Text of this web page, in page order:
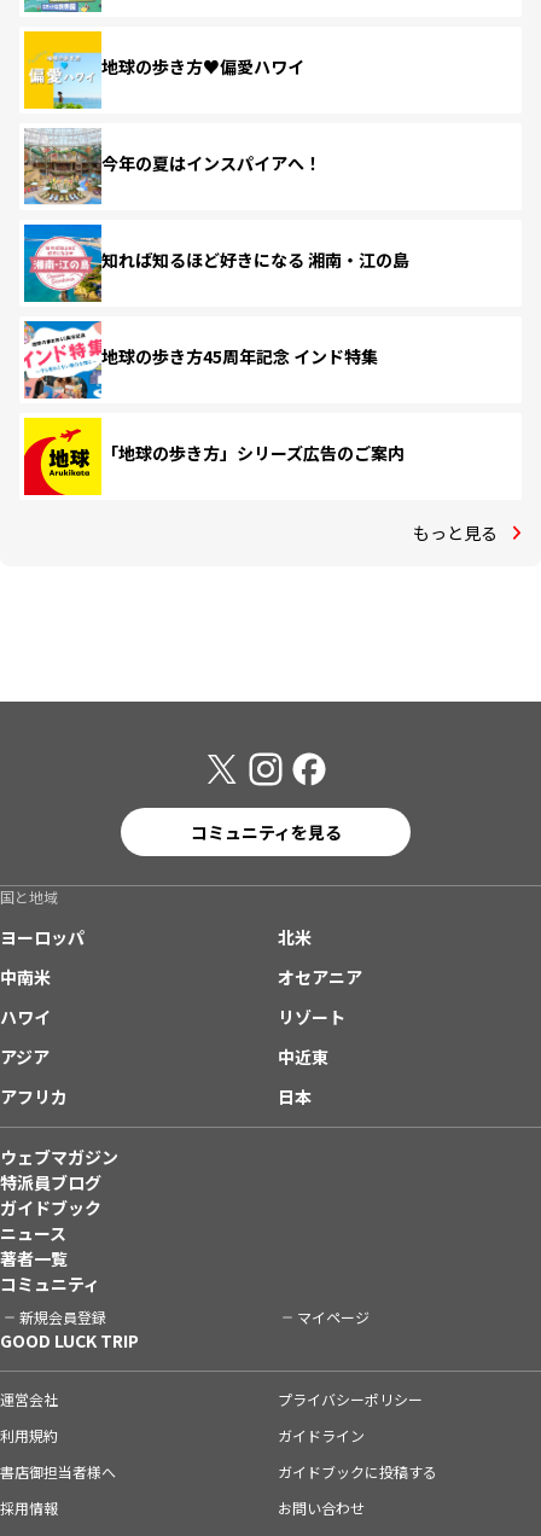
地球の歩き方♥偏愛ハワイ
今年の夏はインスパイアへ！
知れば知るほど好きになる 湘南・江の島
地球の歩き方45周年記念 インド特集
「地球の歩き方」シリーズ広告のご案内
もっと見る
コミュニティを見る
国と地域
ヨーロッパ
北米
中南米
オセアニア
ハワイ
リゾート
アジア
中近東
アフリカ
日本
ウェブマガジン
特派員ブログ
ガイドブック
ニュース
著者一覧
コミュニティ
新規会員登録 マイページ
GOOD LUCK TRIP
運営会社
プライバシーポリシー
利用規約
ガイドライン
書店御担当者様へ
ガイドブックに投稿する
採用情報
お問い合わせ